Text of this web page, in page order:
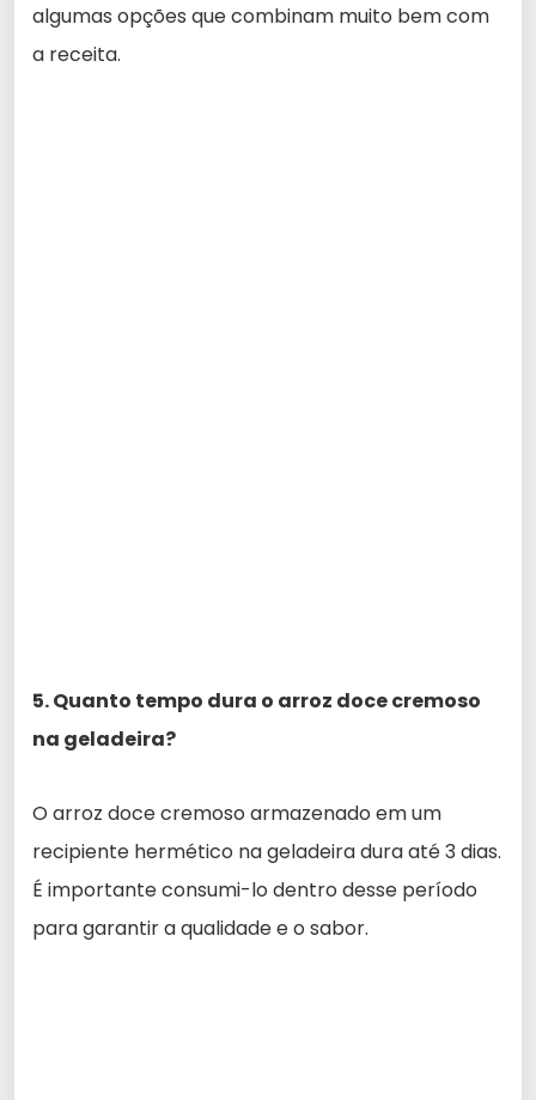
algumas opções que combinam muito bem com
a receita.
5. Quanto tempo dura o arroz doce cremoso
na geladeira?
O arroz doce cremoso armazenado em um
recipiente hermético na geladeira dura até 3 dias.
É importante consumi-lo dentro desse período
para garantir a qualidade e o sabor.